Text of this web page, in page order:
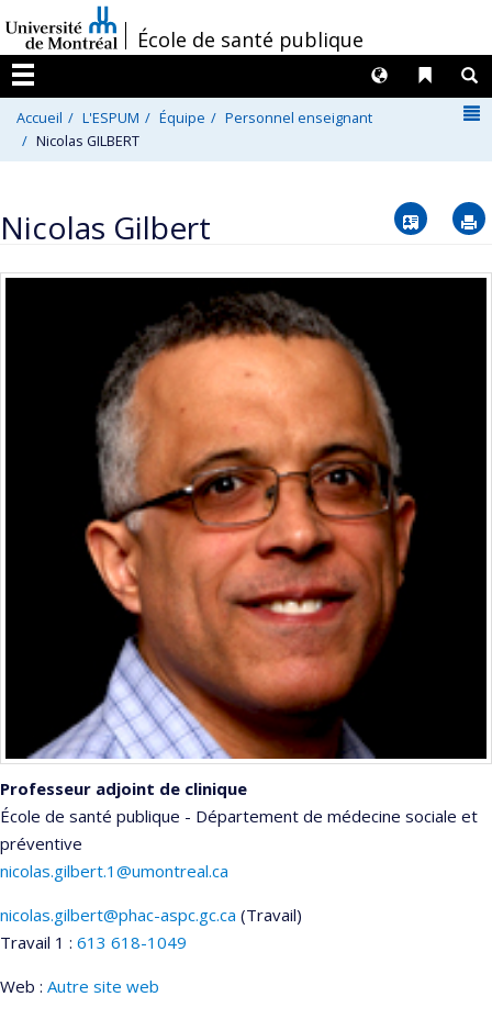
au
contenu
/École de santé publique
Menu
Liens
Langues
Accueil L'ESPUM Équipe
Personnel enseignant
Nicolas GILBERT
Nicolas Gilbert Vcard
Professeur adjoint de clinique
École de santé publique - Département de médecine sociale et
préventive
nicolas.gilbert.1@umontreal.ca
Courriels
nicolas.gilbert@phac-aspc.gc.ca (Travail)
Travail 1 : 613 618-1049
Web : Autre site web